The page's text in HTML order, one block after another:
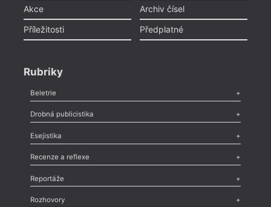
Akce
Příležitosti
Archiv čísel
Předplatné
Rubriky
Beletrie
Poezie,Próza,Dokumenty
Drobná publicistika
Odlesk
Nekrolog,Glosa,Sloupek,Pozvánka,Literární soutěž,
Esejistika
Esej , Pádlo,Úvaha
Recenze a reflexe
Recenze
Méně slov o próze,Celá rubrika
Reportáže
Literární zítřky
Rozhovory